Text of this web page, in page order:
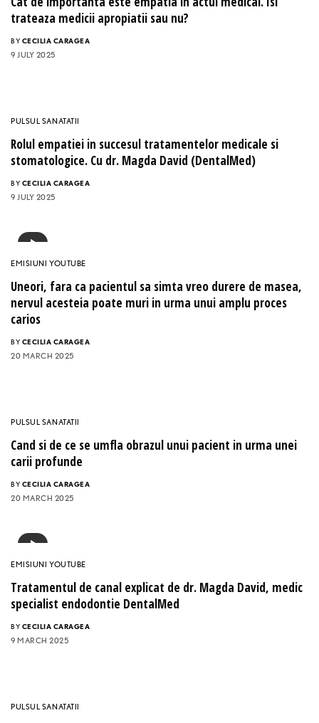
trateaza medicii apropiatii sau nu?
BY CECILIA CARAGEA
9 JULY 2025
PULSUL SANATATII
Rolul empatiei in succesul tratamentelor medicale si
stomatologice. Cu dr. Magda David (DentalMed)
BY CECILIA CARAGEA
9 JULY 2025
EMISIUNI YOUTUBE
Uneori, fara ca pacientul sa simta vreo durere de masea,
nervul acesteia poate muri in urma unui amplu proces
carios
BY CECILIA CARAGEA
20 MARCH 2025
PULSUL SANATATII
Cand si de ce se umfla obrazul unui pacient in urma unei
carii profunde
BY CECILIA CARAGEA
20 MARCH 2025
EMISIUNI YOUTUBE
Tratamentul de canal explicat de dr. Magda David, medic
specialist endodontie DentalMed
BY CECILIA CARAGEA
9 MARCH 2025
PULSUL SANATATII